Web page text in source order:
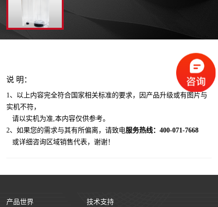
说 明：
1、以上内容完全符合国家相关标准的要求，因产品升级或有图片与
实机不符，
​请以实机为准,本内容仅供参考。
2、如果您的需求与其有所偏离，请致电服务热线：400-071-7668
或详细咨询区域销售代表，谢谢！
产品世界 技术支持